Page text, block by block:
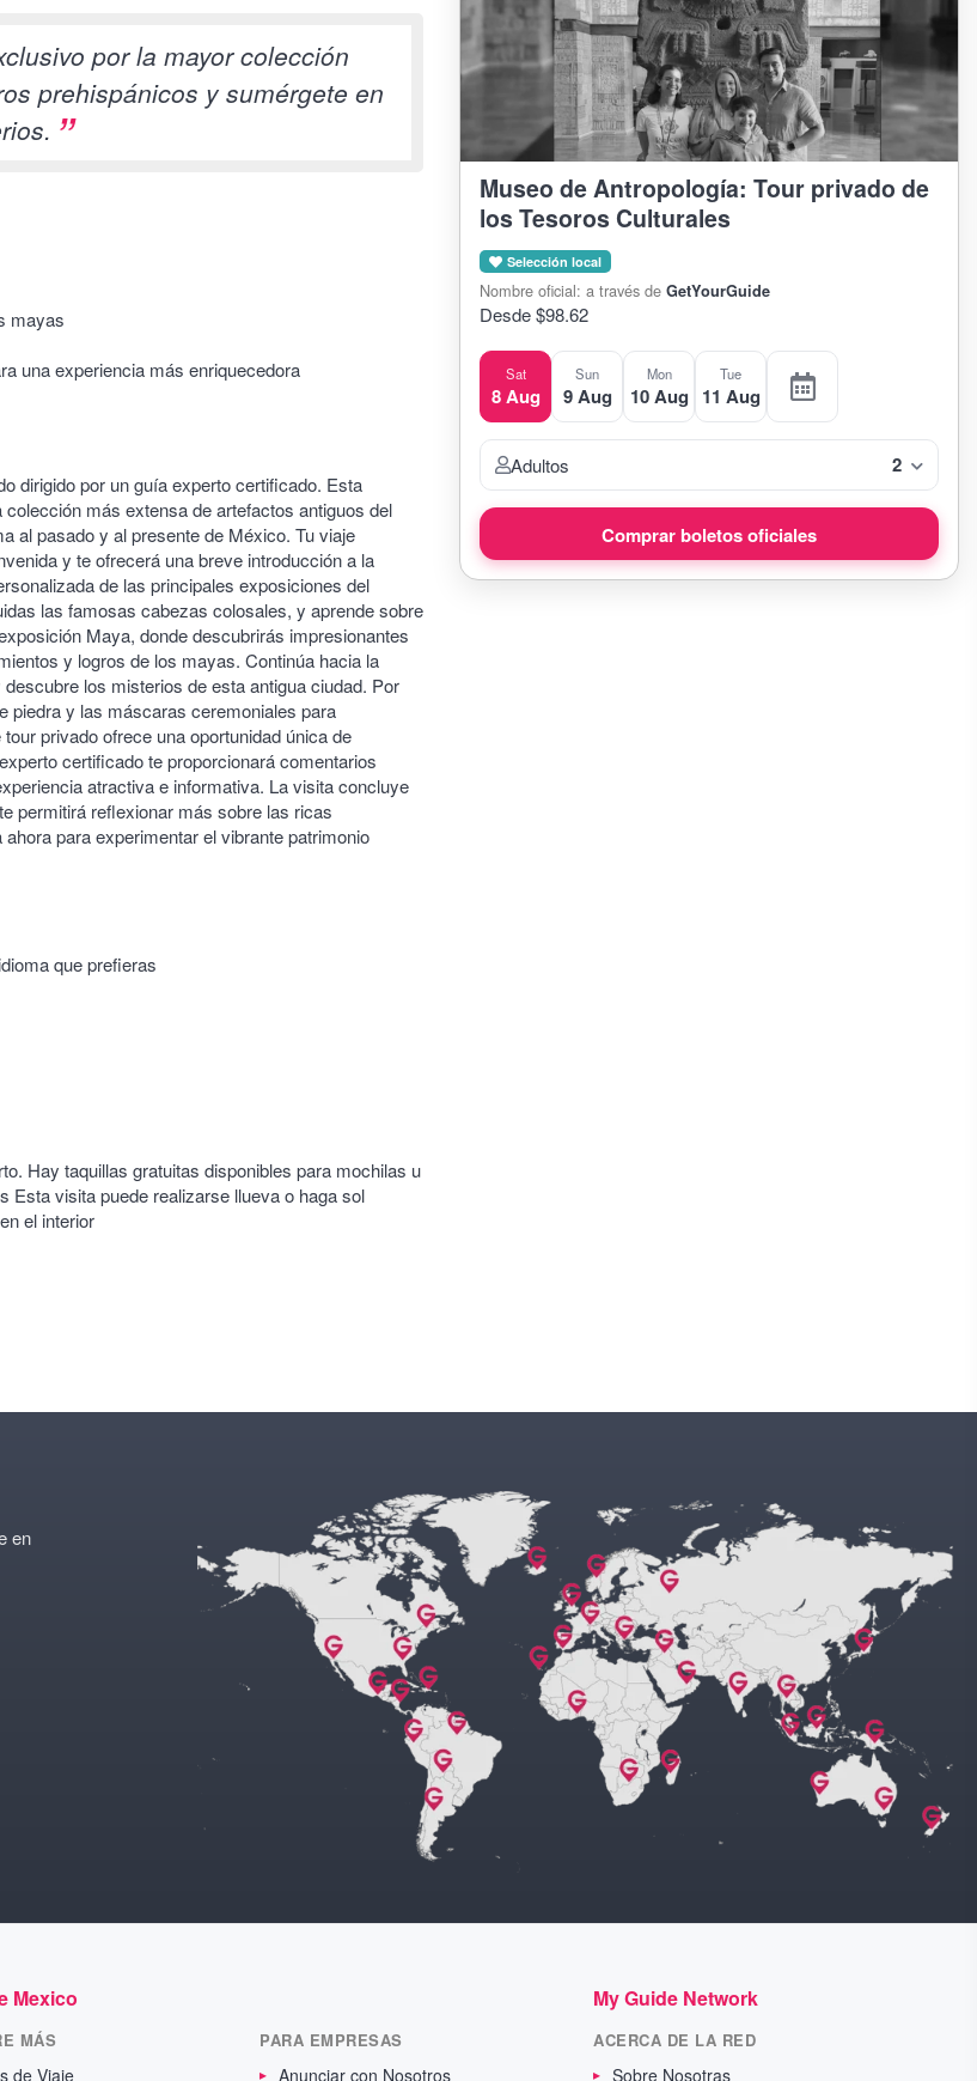
por la mayor colección
prehispánicos y sumérgete en
mayas
una experiencia más enriquecedora
dirigido por un guía experto certificado. Esta
más extensa de artefactos antiguos del
al pasado y al presente de México. Tu viaje
y te ofrecerá una breve introducción a la
de las principales exposiciones del
las famosas cabezas colosales, y aprende sobre
Maya, donde descubrirás impresionantes
y logros de los mayas. Continúa hacia la
los misterios de esta antigua ciudad. Por
piedra y las máscaras ceremoniales para
privado ofrece una oportunidad única de
certificado te proporcionará comentarios
atractiva e informativa. La visita concluye
permitirá reflexionar más sobre las ricas
para experimentar el vibrante patrimonio
que prefieras
Hay taquillas gratuitas disponibles para mochilas u
Esta visita puede realizarse llueva o haga sol
el interior
Museo de Antropología: Tour privado de
los Tesoros Culturales
Selección local
Nombre oficial: a través de GetYourGuide
Desde $98.62
Sat
8 Aug
Sun
9 Aug
Mon
10 Aug
Tue
11 Aug
Adultos 2
Comprar boletos oficiales
en
Mexico
MÁS
de Viaje
PARA EMPRESAS
Anunciar con Nosotros
My Guide Network
ACERCA DE LA RED
Sobre Nosotras